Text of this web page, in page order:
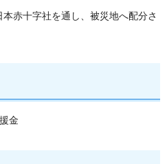
赤十字社を通し、被災地へ配分さ
金